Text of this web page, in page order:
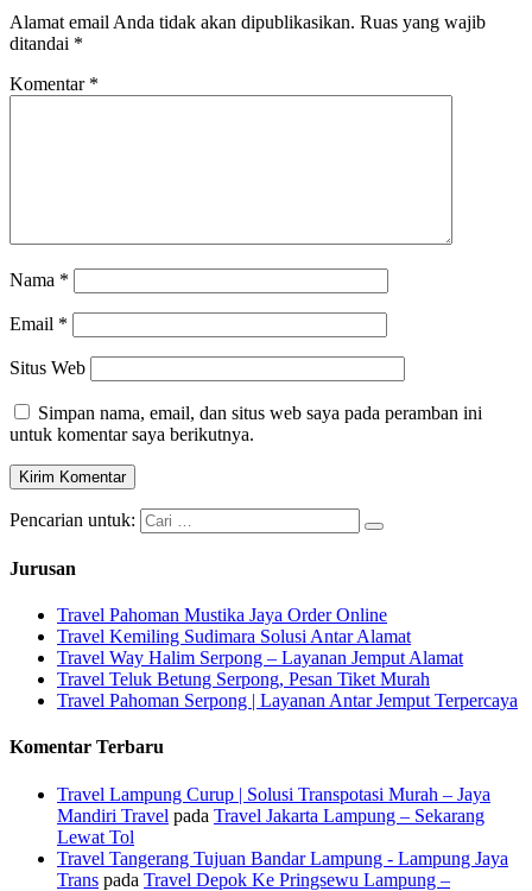
Alamat email Anda tidak akan dipublikasikan. Ruas yang wajib
ditandai *
Komentar *
Nama *
Email *
Situs Web
Simpan nama, email, dan situs web saya pada peramban ini
untuk komentar saya berikutnya.
Pencarian untuk:
Jurusan
Travel Pahoman Mustika Jaya Order Online
Travel Kemiling Sudimara Solusi Antar Alamat
Travel Way Halim Serpong – Layanan Jemput Alamat
Travel Teluk Betung Serpong, Pesan Tiket Murah
Travel Pahoman Serpong | Layanan Antar Jemput Terpercaya
Komentar Terbaru
Travel Lampung Curup | Solusi Transpotasi Murah – Jaya
Mandiri Travel pada Travel Jakarta Lampung – Sekarang
Lewat Tol
Travel Tangerang Tujuan Bandar Lampung - Lampung Jaya
Trans pada Travel Depok Ke Pringsewu Lampung –